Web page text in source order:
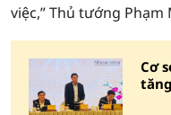
việc,” Thủ tướng Phạm
Cơ